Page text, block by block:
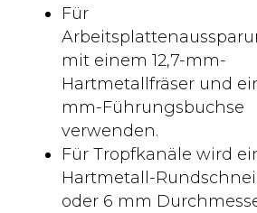
Für
mit einem 12,7-mm-
Hartmetallfräser und
mm-Führungsbuchse
verwenden.
Für Tropfkanäle wird
Hartmetall-
oder 6 mm